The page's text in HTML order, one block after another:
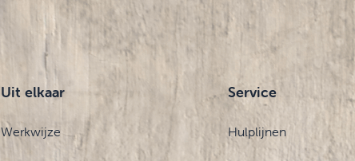
Uit elkaar
Werkwijze
Service
Hulplijnen